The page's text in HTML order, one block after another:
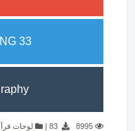
33
8995
83
| لوحات